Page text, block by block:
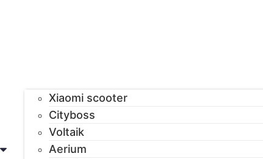
Xiaomi scooter
Cityboss
Voltaik
Aerium